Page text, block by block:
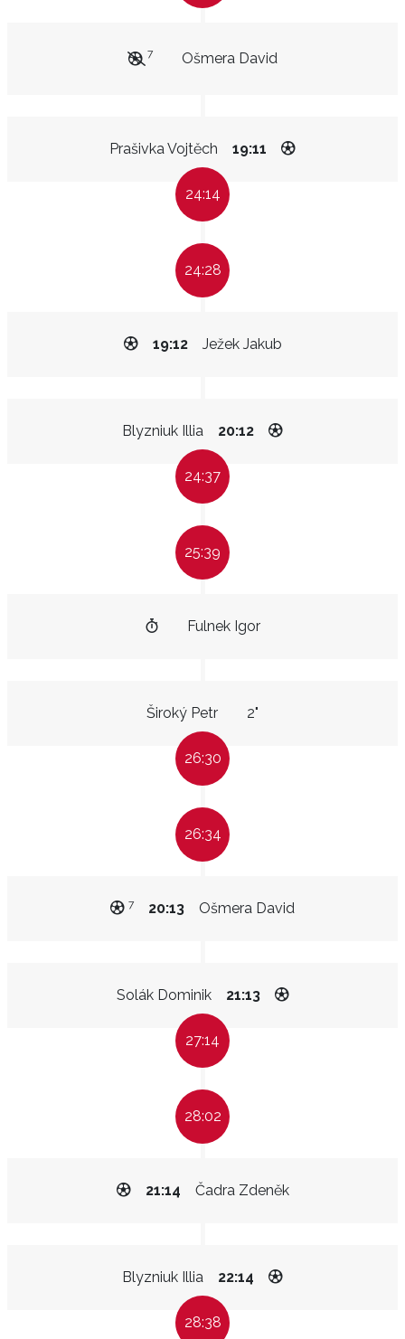
Ošmera David
7
Prašivka Vojtěch 19:11
24:14
24:28
Ježek Jakub
19:12
Blyzniuk Illia 20:12
24:37
25:39
Fulnek Igor
Široký Petr 2"
26:30
26:34
Ošmera David
20:13
7
Solák Dominik 21:13
27:14
28:02
Čadra Zdeněk
21:14
Blyzniuk Illia 22:14
28:38